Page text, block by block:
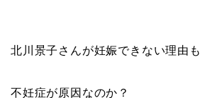
北川景子さんが妊娠できない理由も
不妊症が原因なのか？